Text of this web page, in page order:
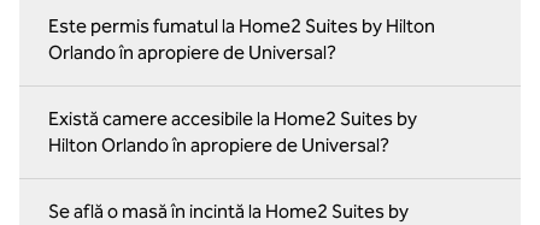
Este permis fumatul la Home2 Suites by Hilton
Orlando în apropiere de Universal?
Există camere accesibile la Home2 Suites by
Hilton Orlando în apropiere de Universal?
Se află o masă în incintă la Home2 Suites by